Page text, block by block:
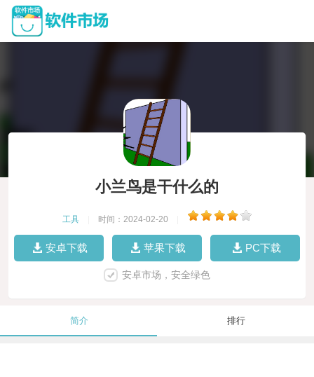
小兰鸟是干什么的
工具 时间：2024-02-20
安卓下载 苹果下载 PC下载
安卓市场，安全绿色
简介 排行